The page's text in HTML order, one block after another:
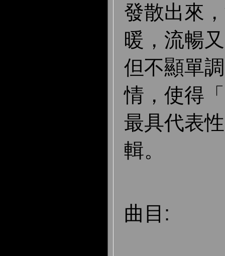
發散出來
暖，流暢
但不顯單
情，使得
最具代表
輯。
曲目: